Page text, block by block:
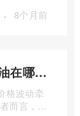
· 8个月前
纸面石油期货如何玩(纸原油在哪里交易)
格波动牵
而言，直